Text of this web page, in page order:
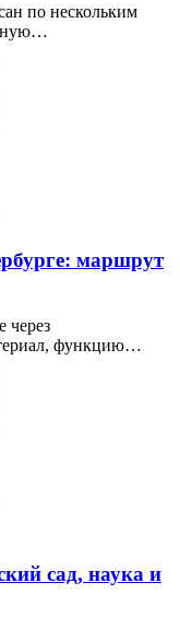
по нескольким
маршрут
через
функцию…
сад, наука и